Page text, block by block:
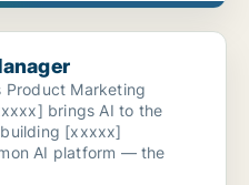
Marketing
brings AI to the
[xxxxx]
AI platform — the